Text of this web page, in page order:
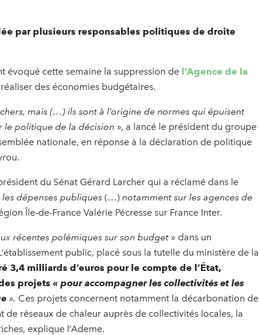
par plusieurs responsables politiques de droite
évoqué cette semaine la suppression de l’Agence de la
des économies budgétaires.
mais (…) ils sont à l’origine de normes qui épuisent
le politique de la décision », a lancé le président du groupe
nationale, en réponse à la déclaration de politique
du Sénat Gérard Larcher qui a réclamé dans le
dépenses publiques (…) notamment sur les agences de
Île-de-France Valérie Pécresse sur France Inter.
récentes polémiques sur son budget » dans un
public, placé sous la tutelle du ministère de la
3,4 milliards d’euros pour le compte de l’État,
projets « pour accompagner les collectivités et les
». Ces projets concernent notamment la décarbonation de
réseaux de chaleur auprès de collectivités locales, la
explique l’Ademe.